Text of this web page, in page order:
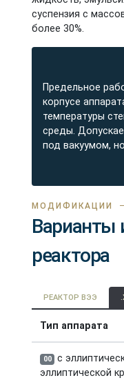
суспензия с
более 30%.
Предельное
корпусе
температуры
среды.
под вакуумом,
МОДИФИКАЦИИ
Варианты
реактора
РЕАКТОР ВЭЭ
Тип аппарата
00 с
эллиптической